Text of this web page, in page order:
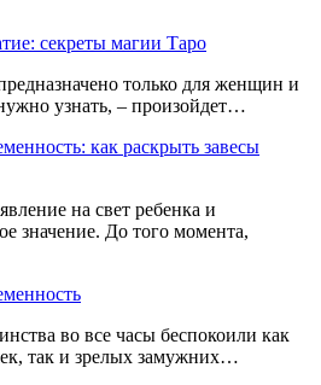
секреты магии Таро
только для женщин и
узнать, – произойдет…
как раскрыть завесы
на свет ребенка и
значение. До того момента,
во все часы беспокоили как
так и зрелых замужних…